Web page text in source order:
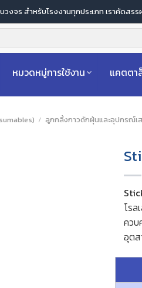
วงจร สำหรับโรงงานทุกประเภท เราคัด
หมวดหมู่การใช้งาน แคตตา
/ ลูกกลิ้งกาวดักฝุ่นและอุปกรณ์เ
โรล
ควบ
อุตส